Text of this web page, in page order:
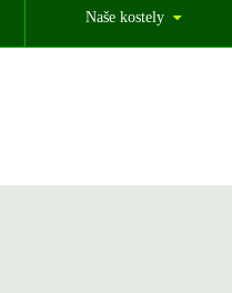
Naše kostely